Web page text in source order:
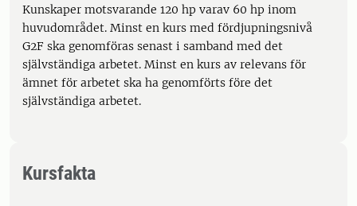
Kunskaper motsvarande 120 hp varav 60 hp inom
huvudområdet. Minst en kurs med fördjupningsnivå
G2F ska genomföras senast i samband med det
självständiga arbetet. Minst en kurs av relevans för
ämnet för arbetet ska ha genomförts före det
självständiga arbetet.
Kursfakta